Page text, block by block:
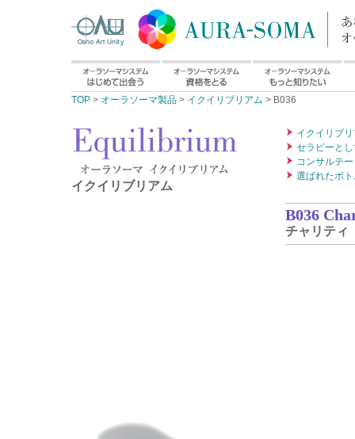
TOP > オーラソーマ製品 > イクイリブリアム > B036
イクイリブリアム
イクイリブ
セラピーと
コンサルテ
選ばれたボ
B036
チャリティ